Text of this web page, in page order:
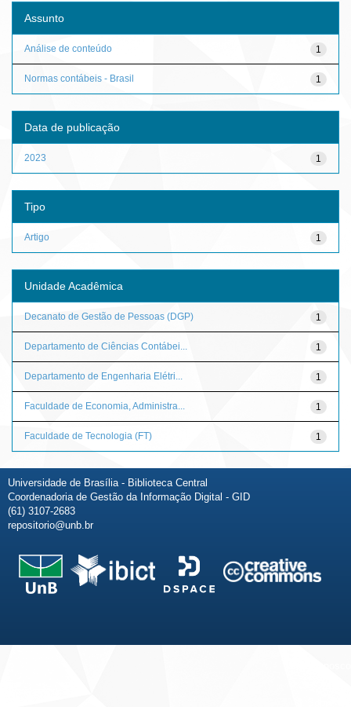
Assunto
1
Análise de conteúdo
1
Normas contábeis - Brasil
Data de publicação
1
2023
Tipo
1
Artigo
Unidade Acadêmica
1
Decanato de Gestão de Pessoas (DGP)
1
Departamento de Ciências Contábei...
1
Departamento de Engenharia Elétri...
1
Faculdade de Economia, Administra...
1
Faculdade de Tecnologia (FT)
Universidade de Brasília - Biblioteca Central
Coordenadoria de Gestão da Informação Digital - GID
(61) 3107-2683
repositorio@unb.br